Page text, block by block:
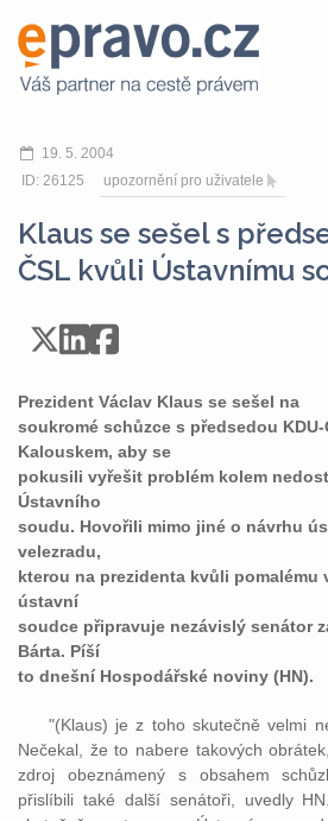
19. 5. 2004
ID: 26125
upozornění pro uživatele
Klaus se sešel s
ČSL kvůli Ústavnímu
Prezident Václav Klaus se sešel na
soukromé schůzce s předsedou
Kalouskem, aby se
pokusili vyřešit problém kolem
Ústavního
soudu. Hovořili mimo jiné o návrhu
velezradu,
kterou na prezidenta kvůli pomalému
ústavní
soudce připravuje nezávislý senátor
Bárta. Píší
to dnešní Hospodářské noviny (HN).
"(Klaus) je z toho skutečně velmi
Nečekal, že to nabere takových
zdroj obeznámený s obsahem
přislíbili také další senátoři, uvedly